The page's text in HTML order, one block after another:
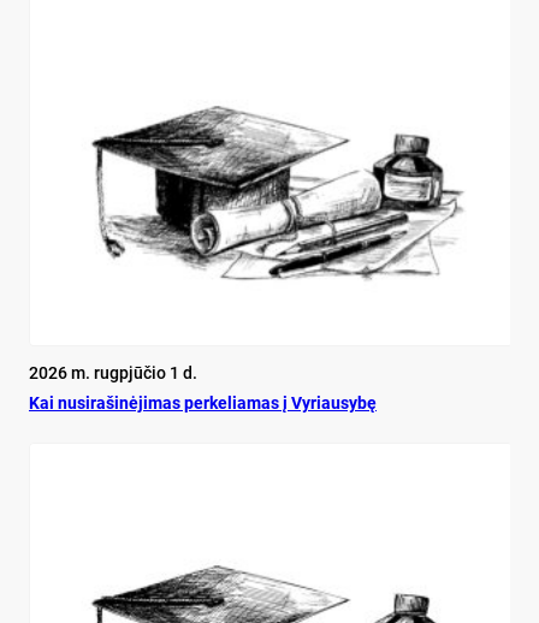
2026 m. rugpjūčio 1 d.
Kai nu­si­ra­ši­nė­ji­mas per­ke­lia­mas į Vy­riau­sy­bę